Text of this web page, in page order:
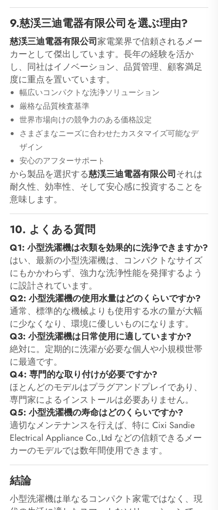
9.慈渓三迪電器有限公司を選ぶ理由?
慈渓三迪電器有限公司家電業界で信頼されるメー
カーとして傑出しています。長年の経験を活か
し、同社はイノベーション、品質管理、顧客満足
度に重点を置いています。
幅広いコンパクトな洗浄ソリューション
厳格な品質検査基準
世界市場向けの競争力のある価格設定
さまざまなニーズに合わせたカスタマイズ可能なデ
ザイン
安心のアフターサポート
から製品を選択する慈渓三迪電器有限公司それは
耐久性、効率性、そして安心感に投資することを
意味します。
10. よくある質問
Q1: 小型洗濯機は衣類を効果的に洗浄できますか?
はい、最新の小型洗濯機は、コンパクトなサイズ
にもかかわらず、強力な洗浄性能を発揮するよう
に設計されています。
Q2: 小型洗濯機の使用水量はどのくらいですか?
通常、標準的な機械よりも使用する水の量が大幅
に少なくなり、環境に優しいものになります。
Q3: 小型洗濯機は日常使用に適していますか?
絶対に。定期的に洗濯が必要な個人や小規模世帯
に最適です。
Q4: 専門的な取り付けが必要ですか?
ほとんどのモデルはプラグアンドプレイであり、
専門家によるインストールは必要ありません。
Q5: 小型洗濯機の寿命はどのくらいですか?
適切なメンテナンスを行えば、特に Cixi Sandie
Electrical Appliance Co.,Ltd などの信頼できるメー
カーのモデルでは数年間使用できます。
結論
小型洗濯機は単なるコンパクト家電ではなく、現